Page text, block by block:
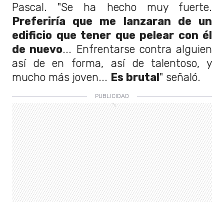
Pascal. "Se ha hecho muy fuerte.
Preferiría que me lanzaran de un
edificio que tener que pelear con él
de nuevo... Enfrentarse contra alguien
así de en forma, así de talentoso, y
mucho más joven... Es brutal" señaló.